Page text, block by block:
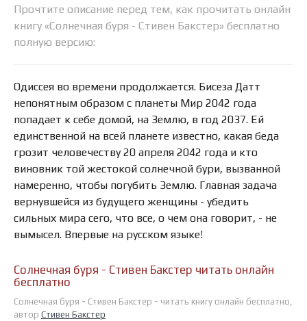
Прочтите описание перед тем, как прочитать онлайн
книгу «Солнечная буря - Стивен Бакстер» бесплатно
полную версию:
Одиссея во времени продолжается. Бисеза Датт
непонятным образом с планеты Мир 2042 года
попадает к себе домой, на Землю, в год 2037. Ей
единственной на всей планете известно, какая беда
грозит человечеству 20 апреля 2042 года и кто
виновник той жестокой солнечной бури, вызванной
намеренно, чтобы погубить Землю. Главная задача
вернувшейся из будущего женщины - убедить
сильных мира сего, что все, о чем она говорит, - не
вымысел. Впервые на русском языке!
Солнечная буря - Стивен Бакстер читать онлайн
бесплатно
Солнечная буря - Стивен Бакстер - читать книгу онлайн бесплатно,
автор Стивен Бакстер